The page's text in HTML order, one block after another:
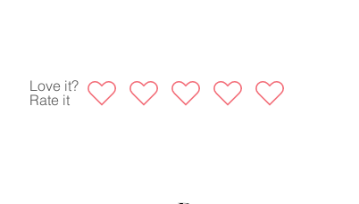
Love it?
Rate it